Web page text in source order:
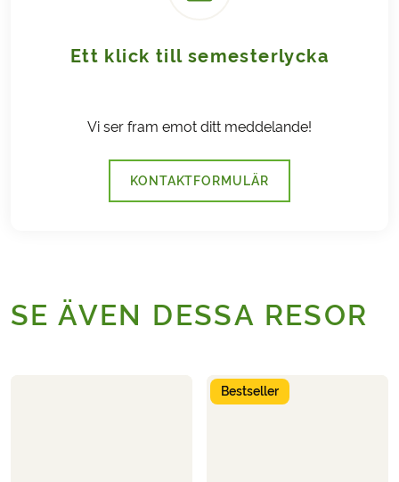
Ett klick till semesterlycka
Vi ser fram emot ditt meddelande!
KONTAKTFORMULÄR
SE ÄVEN DESSA RESOR
Bestseller